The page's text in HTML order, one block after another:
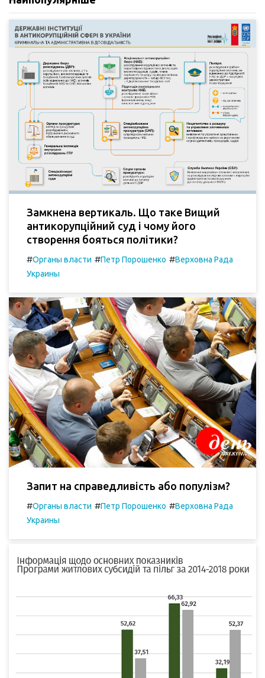
Замкнена вертикаль. Що таке Вищий
антикорупційний суд і чому його
створення бояться політики?
#Органы власти #Петр Порошенко #Верховна Рада
Украины
Запит на справедливість або популізм?
#Органы власти #Петр Порошенко #Верховна Рада
Украины